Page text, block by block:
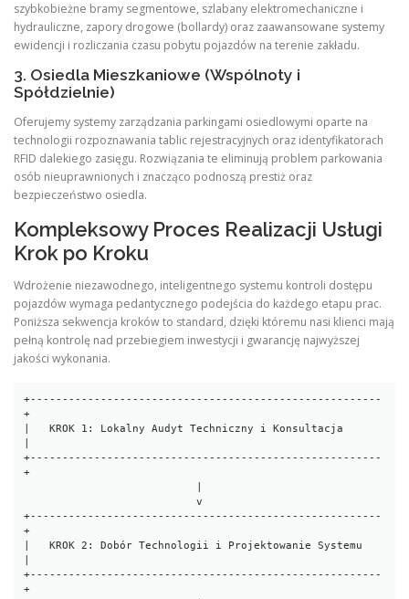
szybkobieżne bramy segmentowe, szlabany elektromechaniczne i
hydrauliczne, zapory drogowe (bollardy) oraz zaawansowane systemy
ewidencji i rozliczania czasu pobytu pojazdów na terenie zakładu.
3. Osiedla Mieszkaniowe (Wspólnoty i
Spółdzielnie)
Oferujemy systemy zarządzania parkingami osiedlowymi oparte na
technologii rozpoznawania tablic rejestracyjnych oraz identyfikatorach
RFID dalekiego zasięgu. Rozwiązania te eliminują problem parkowania
osób nieuprawnionych i znacząco podnoszą prestiż oraz
bezpieczeństwo osiedla.
Kompleksowy Proces Realizacji Usługi
Krok po Kroku
Wdrożenie niezawodnego, inteligentnego systemu kontroli dostępu
pojazdów wymaga pedantycznego podejścia do każdego etapu prac.
Poniższa sekwencja kroków to standard, dzięki któremu nasi klienci mają
pełną kontrolę nad przebiegiem inwestycji i gwarancję najwyższej
jakości wykonania.
+-------------------------------------------------------
+
|   KROK 1: Lokalny Audyt Techniczny i Konsultacja
+-------------------------------------------------------
+
                           v
+-------------------------------------------------------
+
|   KROK 2: Dobór Technologii i Projektowanie Systemu
+-------------------------------------------------------
+